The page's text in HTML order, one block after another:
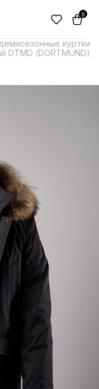
0
куртки
DTMD (DORTMUND)